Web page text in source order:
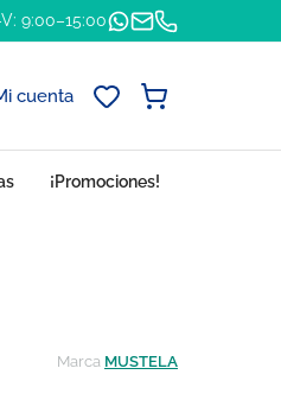
9:00–15:00
cuenta
¡Promociones!
Marca MUSTELA